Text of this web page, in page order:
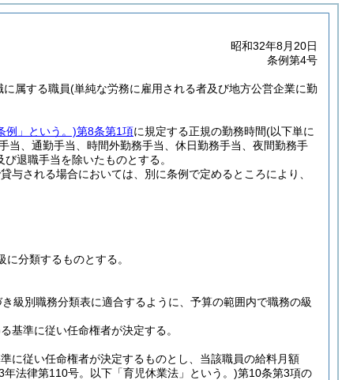
昭和32年8月20日
条例第4号
属する職員(単純な労務に雇用される者及び地方公営企業に勤
例」という。)第8条第1項に規定する正規の勤務時間(以下単に
当、通勤手当、時間外勤務手当、休日勤務手当、夜間勤務手
退職手当を除いたものとする。
される場合においては、別に条例で定めるところにより、
分類するものとする。
級別職務分類表に適合するように、予算の範囲内で職務の級
基準に従い任命権者が決定する。
に従い任命権者が決定するものとし、当該職員の給料月額
年法律第110号。以下「育児休業法」という。)第10条第3項の